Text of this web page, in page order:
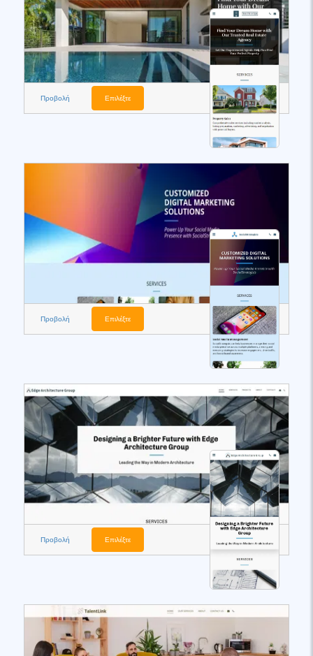
Προβολή Επιλέξτε
Προβολή Επιλέξτε
Προβολή Επιλέξτε